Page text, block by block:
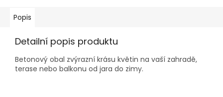
Popis
Detailní popis produktu
Betonový obal zvýrazní krásu květin na vaší zahradě,
terase nebo balkonu od jara do zimy.